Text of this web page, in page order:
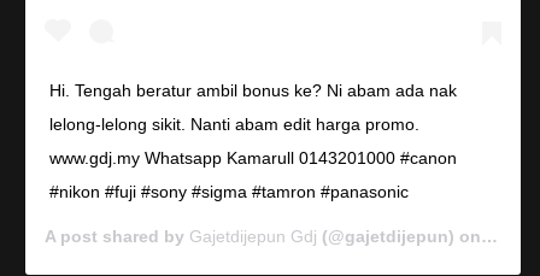
Hi. Tengah beratur ambil bonus ke? Ni abam ada nak
lelong-lelong sikit. Nanti abam edit harga promo.
www.gdj.my Whatsapp Kamarull 0143201000 #canon
#nikon #fuji #sony #sigma #tamron #panasonic
A post shared by Gajetdijepun Gdj (@gajetdijepun) on Jan 7,